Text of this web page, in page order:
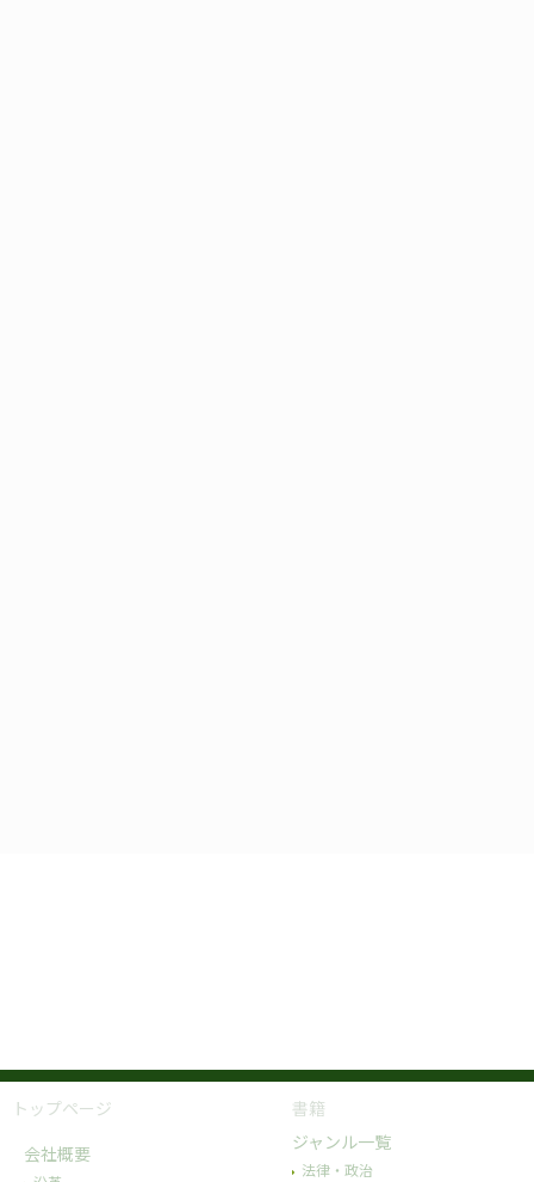
トップページ
会社概要
書籍
ジャンル一覧
法律・政治